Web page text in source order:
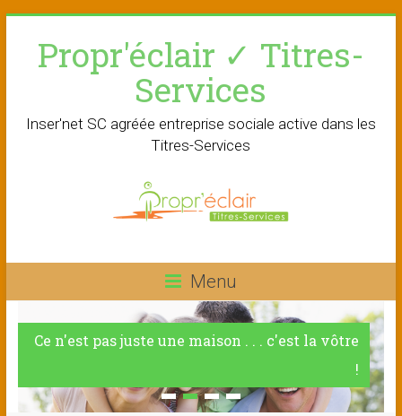
contentPropr'éclair ✓ Titres-
Services
Inser'net SC agréée entreprise sociale active dans les
Titres-Services
Menu
Ce n'est pas juste une maison . . . c'est la vôtre
!